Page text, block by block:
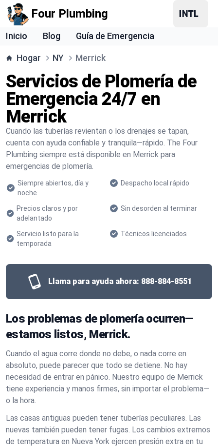
Four Plumbing
Inicio Blog Guía de Emergencia
Hogar NY Merrick
Servicios de Plomería de
Emergencia 24/7 en
Merrick
Cuando las tuberías revientan o los drenajes se tapan,
cuenta con ayuda confiable y tranquila—rápido. The Four
Plumbing siempre está disponible en Merrick para
emergencias de plomería.
Siempre abiertos, día y
noche
Despacho local rápido
Precios claros y por
adelantado
Sin desorden al terminar
Servicio listo para la
temporada
Técnicos licenciados
Llama para ayuda ahora: 888-884-8551
Los problemas de plomería ocurren—
estamos listos, Merrick.
Cuando el agua corre donde no debe, o nada corre en
absoluto, puede parecer que todo se detiene. No hay
necesidad de entrar en pánico. Nuestro equipo de Merrick
tiene experiencia y manos firmes, sin importar el problema—
o la hora.
Las casas antiguas pueden tener tuberías peculiares. Las
nuevas también pueden tener fugas. Los cambios extremos
de temperatura en Nueva York ejercen presión extra en tu